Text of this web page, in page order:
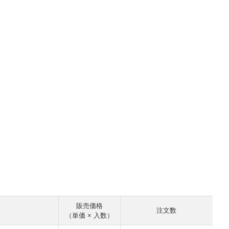
販売価格
（単価 × 入数）
注文数